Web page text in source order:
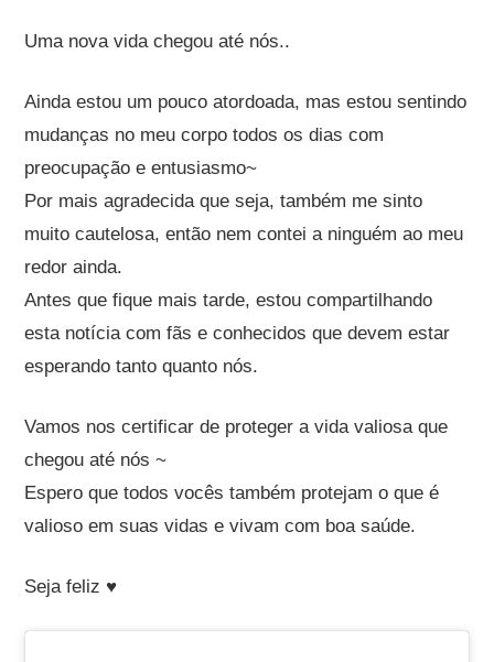
Uma nova vida chegou até nós..
Ainda estou um pouco atordoada, mas estou sentindo
mudanças no meu corpo todos os dias com
preocupação e entusiasmo~
Por mais agradecida que seja, também me sinto
muito cautelosa, então nem contei a ninguém ao meu
redor ainda.
Antes que fique mais tarde, estou compartilhando
esta notícia com fãs e conhecidos que devem estar
esperando tanto quanto nós.
Vamos nos certificar de proteger a vida valiosa que
chegou até nós ~
Espero que todos vocês também protejam o que é
valioso em suas vidas e vivam com boa saúde.
Seja feliz ♥